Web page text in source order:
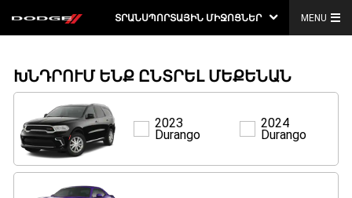
ՏՐԱՆՍՊՈՐՏԱՅԻՆ ՄԻՋՈՑՆԵՐ MENU
ԽՆԴՐՈՒՄ ԵՆՔ ԸՆՏՐԵԼ ՄԵՔԵՆԱՆ
2023
DurangoDurango
2024
DurangoDurango